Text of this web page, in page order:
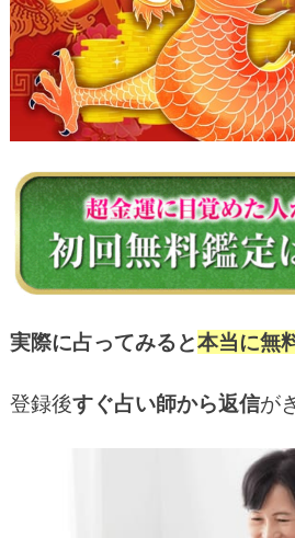
実際に占ってみると本当に無
登録後すぐ占い師から返信が